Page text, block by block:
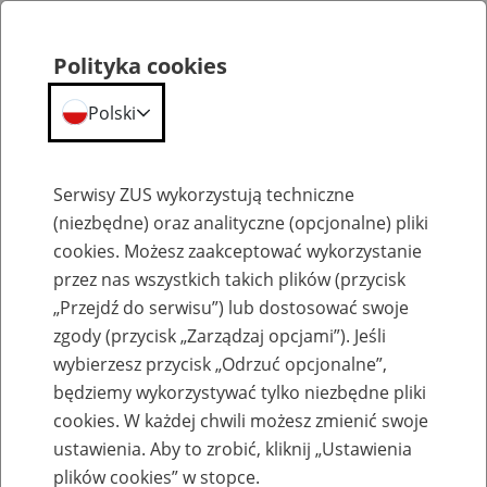
Emerytury
Baza zlikwidowanych lub
przekształconych zakładów pracy
Polityka cookies
Polski
Serwisy ZUS wykorzystują techniczne
(niezbędne) oraz analityczne (opcjonalne) pliki
cookies. Możesz zaakceptować wykorzystanie
przez nas wszystkich takich plików (przycisk
„Przejdź do serwisu”) lub dostosować swoje
zgody (przycisk „Zarządzaj opcjami”). Jeśli
wybierzesz przycisk „Odrzuć opcjonalne”,
będziemy wykorzystywać tylko niezbędne pliki
cookies. W każdej chwili możesz zmienić swoje
ustawienia. Aby to zrobić, kliknij „Ustawienia
plików cookies” w stopce.